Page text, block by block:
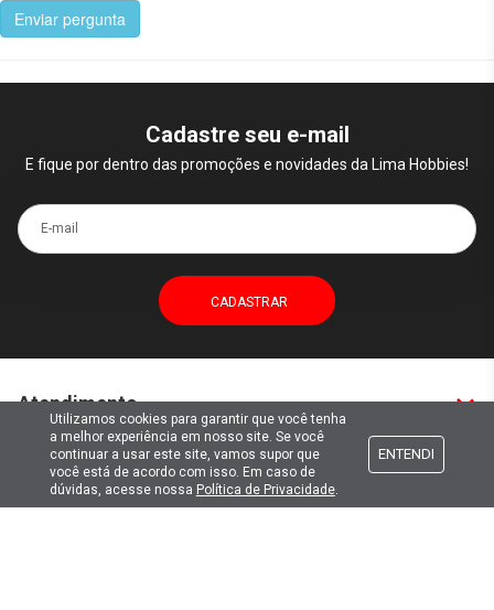
Enviar pergunta
Cadastre seu e-mail
E fique por dentro das promoções e novidades da Lima Hobbies!
E-mail
Atendimento
Formas de pagamento
Utilizamos cookies para garantir que você tenha
a melhor experiência em nosso site. Se você
continuar a usar este site, vamos supor que
você está de acordo com isso. Em caso de
dúvidas, acesse nossa Política de Privacidade.
ENTENDI